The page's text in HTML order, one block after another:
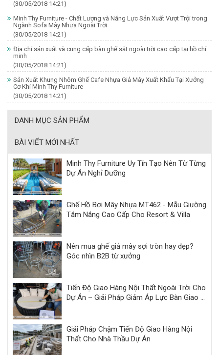
(30/05/2018 14:21)
Minh Thy Furniture - Chất Lượng và Năng Lực Sản Xuất Vượt Trội trong
Ngành Sofa Mây Nhựa Ngoài Trời
(30/05/2018 14:21)
Địa chỉ sản xuất và cung cấp bàn ghế sắt ngoài trời cao cấp tại hồ chí
minh
(30/05/2018 14:21)
Sản Xuất Khung Nhôm Ghế Cafe Nhựa Giả Mây Xuất Khẩu Tại Xưởng
Cơ Khí Minh Thy Furniture
(30/05/2018 14:21)
DANH MỤC SẢN PHẨM
BÀI VIẾT MỚI NHẤT
Minh Thy Furniture Uy Tín Tạo Nên Từ Từng
Dự Án Nghỉ Dưỡng
Ghế Hồ Bơi Mây Nhựa MT462 - Mẫu Giường
Tắm Nắng Cao Cấp Cho Resort & Villa
Nên mua ghế giả mây sợi tròn hay dẹp?
Góc nhìn B2B từ xưởng
Tiến Độ Giao Hàng Nội Thất Ngoài Trời Cho
Dự Án – Giải Pháp Giảm Áp Lực Bàn Giao |
Giải Pháp Chậm Tiến Độ Giao Hàng Nội
Thất Cho Nhà Thầu Dự Án